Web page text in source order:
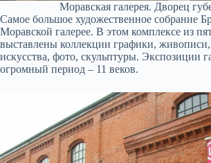
Моравская галерея. Дворец
Самое большое художественное собрание
Моравской галерее. В этом комплексе из
выставлены коллекции графики,
искусства, фото, скульптуры. Экспозиции
огромный период – 11 веков.